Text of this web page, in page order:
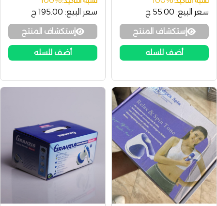
سعر البيع: 55.00 ج
إستكشاف المنتج
أضف للسله
سعر البيع: 195.00 ج
إستكشاف المنتج
أضف للسله